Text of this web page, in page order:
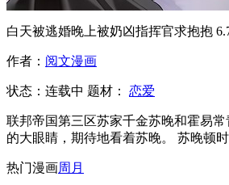
白天被逃婚晚上被奶凶指挥官求抱抱
作者： 阅文漫画
状态： 连载中 题材： 恋爱
联邦帝国第三区苏家千金苏晚和霍易
的大眼睛，期待地看着苏晚。 苏晚顿
热门漫画周 月